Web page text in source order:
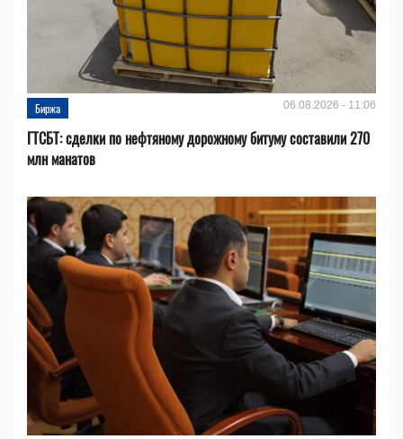
Биржа 06.08.2026 - 11:06
ГТСБТ: сделки по нефтяному дорожному битуму составили 270
млн манатов